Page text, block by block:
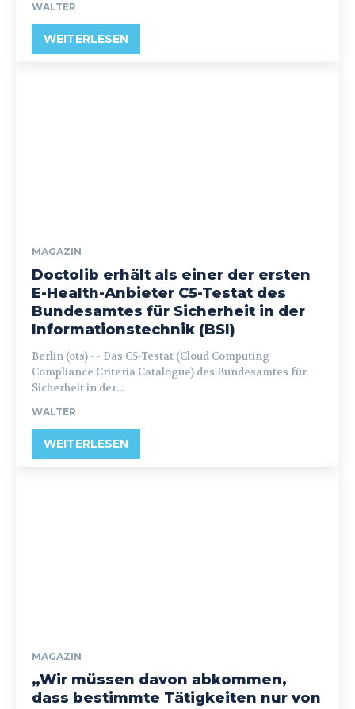
WALTER
WEITERLESEN
MAGAZIN
Doctolib erhält als einer der ersten
E-Health-Anbieter C5-Testat des
Bundesamtes für Sicherheit in der
Informationstechnik (BSI)
Berlin (ots) - - Das C5-Testat (Cloud Computing
Compliance Criteria Catalogue) des Bundesamtes für
Sicherheit in der...
WALTER
WEITERLESEN
MAGAZIN
„Wir müssen davon abkommen,
dass bestimmte Tätigkeiten nur von